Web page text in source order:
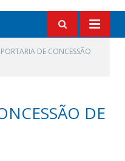
PORTARIA DE CONCESSÃO
DE